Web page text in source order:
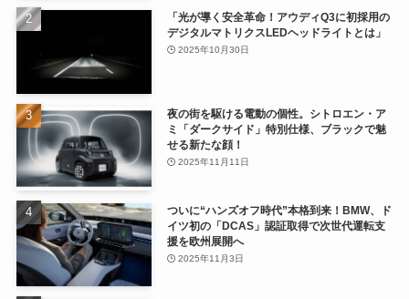
「光が導く安全革命！アウディQ3に初採用の
デジタルマトリクスLEDヘッドライトとは」
2025年10月30日
夜の街を駆ける電動の個性。シトロエン・ア
ミ「ダークサイド」特別仕様、ブラックで魅
せる新たな顔！
2025年11月11日
ついに“ハンズオフ時代”本格到来！BMW、ド
イツ初の「DCAS」認証取得で次世代運転支
援を欧州展開へ
2025年11月3日